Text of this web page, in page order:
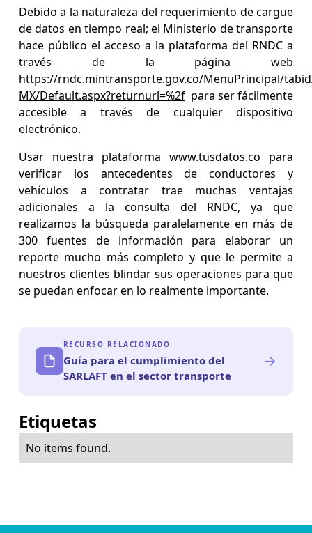
Debido a la naturaleza del requerimiento de cargue
de datos en tiempo real; el Ministerio de transporte
hace público el acceso a la plataforma del RNDC a
través de la página web
https://rndc.mintransporte.gov.co/MenuPrincipal/
MX/Default.aspx?returnurl=%2fpara ser fácilmente
accesible a través de cualquier dispositivo
electrónico.
Usar nuestra plataformawww.tusdatos.co para
verificar los antecedentes de conductores y
vehículos a contratar trae muchas ventajas
adicionales a la consulta del RNDC, ya que
realizamos la búsqueda paralelamente en más de
300 fuentes de información para elaborar un
reporte mucho más completo y que le permite a
nuestros clientes blindar sus operaciones para que
se puedan enfocar en lo realmente importante.
RECURSO RELACIONADO
Guía para el cumplimiento del
SARLAFT en el sector transporte
→
Etiquetas
No items found.